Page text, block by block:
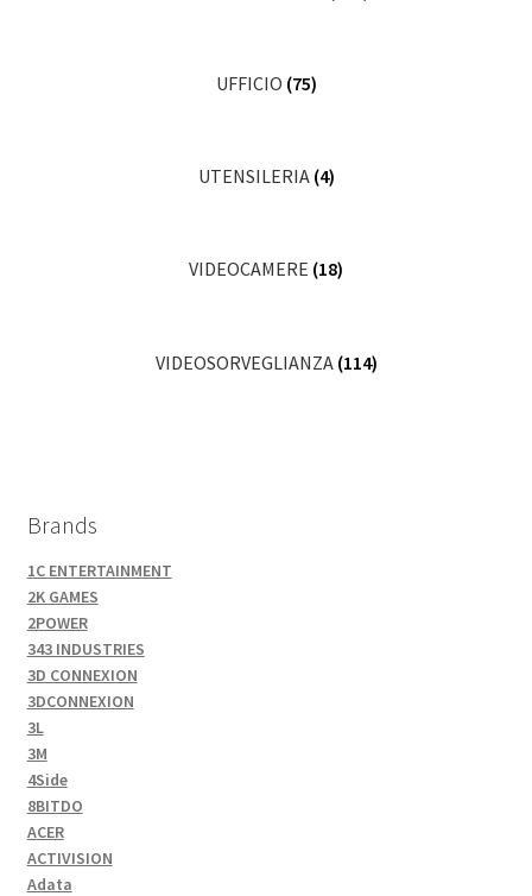
UFFICIO (75)
UTENSILERIA (4)
VIDEOCAMERE (18)
VIDEOSORVEGLIANZA (114)
Brands
1C ENTERTAINMENT
2K GAMES
2POWER
343 INDUSTRIES
3D CONNEXION
3DCONNEXION
3L
3M
4Side
8BITDO
ACER
ACTIVISION
Adata